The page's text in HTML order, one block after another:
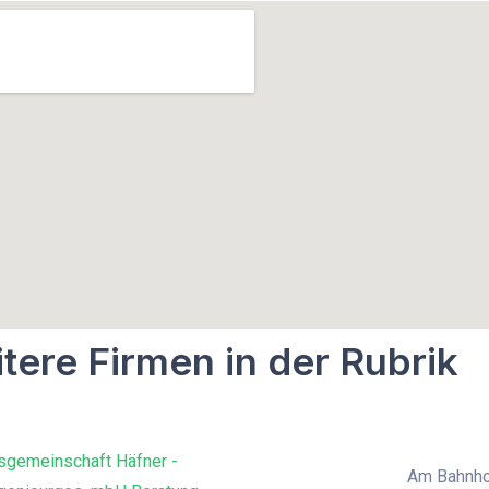
Firmen in der Rubrik
Häfner -
Am